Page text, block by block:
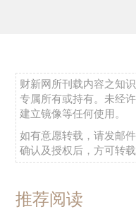
财新网所刊载内容之知
专属所有或持有。未经
建立镜像等任何使用。
如有意愿转载，请发邮
确认及授权后，方可转载
推荐阅读